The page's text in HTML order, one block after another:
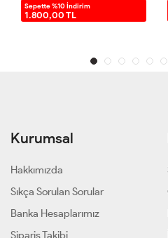
Sepette %10 İndirim
1.800,00 TL
Kurumsal
Hakkımızda
Sıkça Sorulan Sorular
Banka Hesaplarımız
Sipariş Takibi